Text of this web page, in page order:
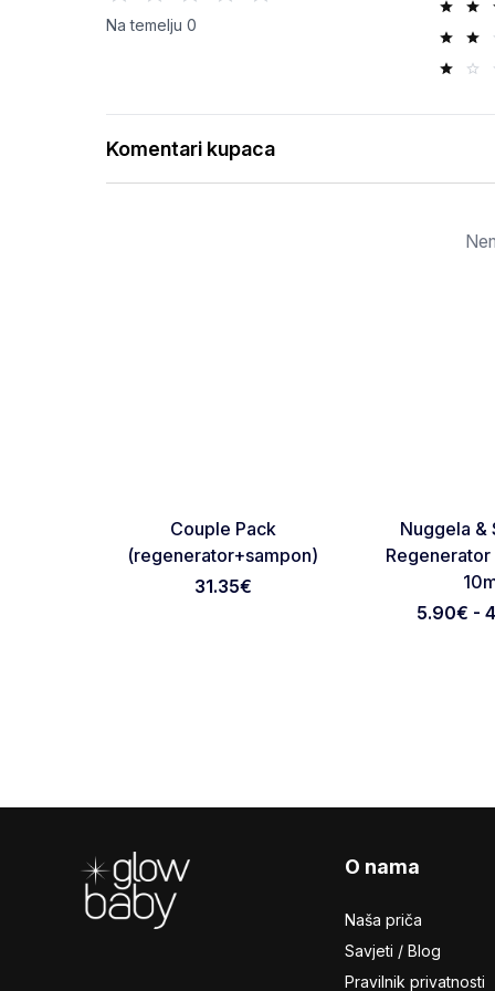
Na temelju 0
Komentari kupaca
Couple Pack
(regenerator+sampon)
31.35€
Nuggela &
5.90€ -
O nama
Naša priča
Savjeti / Blog
Pravilnik privatnosti